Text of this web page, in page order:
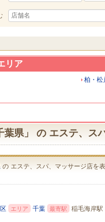
リア
柏・松
葉県」 の エステ、ス
の エステ、スパ、マッサージ店を
エリア 千葉 最寄駅 稲毛海岸駅